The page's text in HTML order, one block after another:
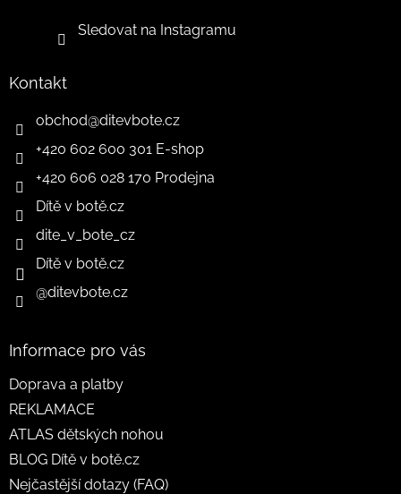
Sledovat na Instagramu
Kontakt
obchod@ditevbote.cz
+420 602 600 301 E-shop
+420 606 028 170 Prodejna
Dítě v botě.cz
dite_v_bote_cz
Dítě v botě.cz
@ditevbote.cz
Informace pro vás
Doprava a platby
REKLAMACE
ATLAS dětských nohou
BLOG Dítě v botě.cz
Nejčastější dotazy (FAQ)